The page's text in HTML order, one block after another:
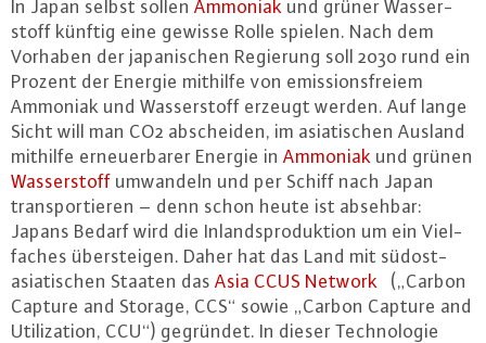
In Japan selbst sollen Ammoniak und grüner Was­ser­
stoff künftig eine gewisse Rolle spielen. Nach dem
Vorhaben der ja­pa­ni­schen Regierung soll 2030 rund ein
Prozent der Energie mithilfe von emis­si­ons­frei­em
Ammoniak und Was­ser­stoff erzeugt werden. Auf lange
Sicht will man CO2 ab­schei­den, im asia­ti­schen Ausland
mithilfe er­neu­er­ba­rer Energie in Ammoniak und grünen
Was­ser­stoff umwandeln und per Schiff nach Japan
trans­por­tie­ren – denn schon heute ist absehbar:
Japans Bedarf wird die In­lands­pro­duk­ti­on um ein Viel­
fa­ches über­stei­gen. Daher hat das Land mit süd­ost­
asia­ti­schen Staaten das Asia CCUS Network („Carbon
Capture and Storage, CCS“ sowie „Carbon Capture and
Uti­liza­t­i­on, CCU“) gegründet. In dieser Tech­no­lo­gie